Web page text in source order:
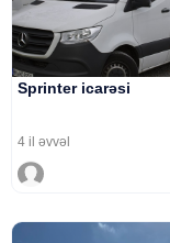
Sprinter icarəsi
4 il əvvəl